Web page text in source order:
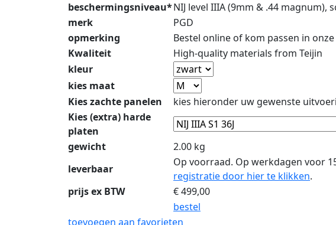
beschermingsniveau*NIJ level IIIA (9mm & .44 magnum),
merk
PGD
opmerking
Bestel online of kom passen in onze
Kwaliteit
High-quality materials from Teijin
kleur
kies maat
Kies zachte panelen
kies hieronder uw gewenste
Kies (extra) harde
platen
gewicht
2.00 kg
leverbaar
Op voorraad. Op werkdagen voor
registratie door hier te klikken.
prijs ex BTW
€499,00
bestel
toevoegen aan favorieten